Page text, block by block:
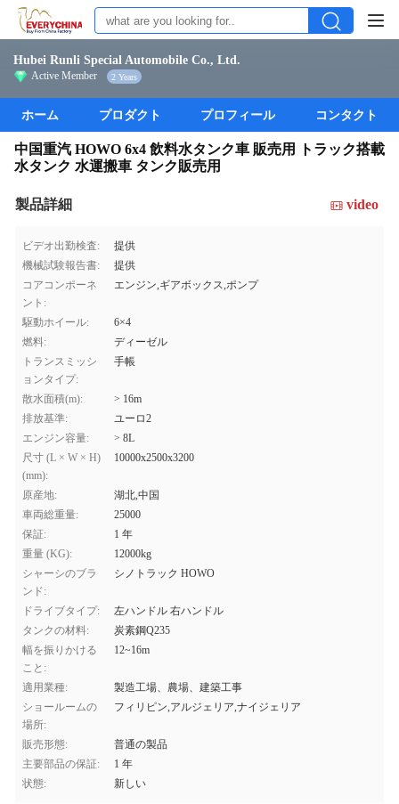
Hubei Runli Special Automobile Co., Ltd.
Active Member 2 Years
ホーム プロダクト プロフィール コンタクト
中国重汽 HOWO 6x4 飲料水タンク車 販売用 トラック搭載
水タンク 水運搬車 タンク販売用
製品詳細 video
ビデオ出勤検査:
提供
機械試験報告書:
提供
コアコンポーネ
ント:
エンジン,ギアボックス,ポンプ
駆動ホイール:
6×4
燃料:
ディーゼル
トランスミッシ
ョンタイプ:
手帳
散水面積(m):
> 16m
排放基準:
ユーロ2
エンジン容量:
> 8L
尺寸 (L × W × H)
(mm):
10000x2500x3200
原産地:
湖北,中国
車両総重量:
25000
保証:
1 年
重量 (KG):
12000kg
シャーシのブラ
ンド:
シノトラック HOWO
ドライブタイプ:
左ハンドル 右ハンドル
タンクの材料:
炭素鋼Q235
幅を振りかける
こと:
12~16m
適用業種:
製造工場、農場、建築工事
ショールームの
場所:
フィリピン,アルジェリア,ナイジェリア
販売形態:
普通の製品
主要部品の保証:
1 年
状態:
新しい